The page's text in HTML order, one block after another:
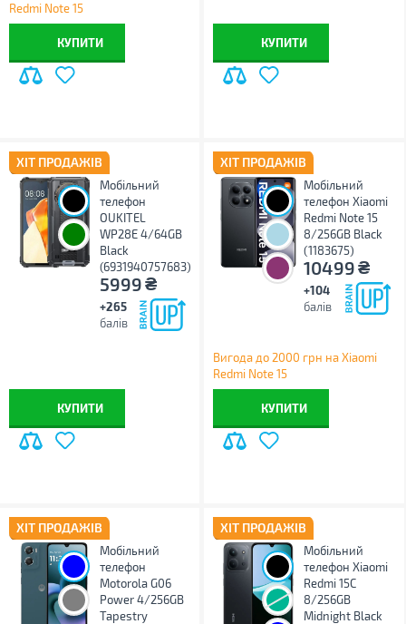
Redmi Note 15
КУПИТИ КУПИТИ
ХІТ ПРОДАЖІВ
Мобільний
телефон
OUKITEL
WP28E 4/64GB
Black
(6931940757683)
5999₴
+265
балів
КУПИТИ
ХІТ ПРОДАЖІВ
Мобільний
телефон Xiaomi
Redmi Note 15
8/256GB Black
(1183675)
10499₴
+104
балів
Вигода до 2000 грн на Xiaomi
Redmi Note 15
КУПИТИ
ХІТ ПРОДАЖІВ
Мобільний
телефон
Motorola G06
Power 4/256GB
Tapestry
ХІТ ПРОДАЖІВ
Мобільний
телефон Xiaomi
Redmi 15C
8/256GB
Midnight Black